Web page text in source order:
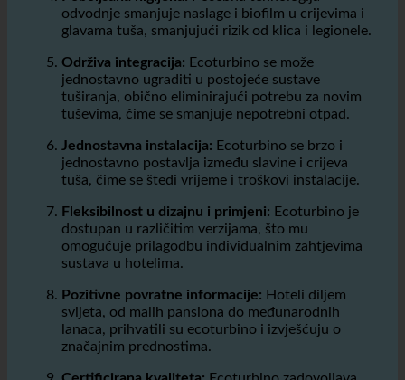
Jednostavna instalacija:Ecoturbino se brzo i
jednostavno postavlja između slavine i crijeva
tuša, čime se štedi vrijeme i troškovi instalacije.
Fleksibilnost u dizajnu i primjeni: Ecoturbino je
dostupan u različitim verzijama, što mu
omogućuje prilagodbu individualnim zahtjevima
sustava u hotelima.
Pozitivne povratne informacije:Hoteli diljem
svijeta, od malih pansiona do međunarodnih
lanaca, prihvatili su ecoturbino i izvješćuju o
značajnim prednostima.
Certificirana kvaliteta: Ecoturbino zadovoljava
najviše standarde i priznat je renomiranim
ekološkim certifikatima i certifikatima kvalitete.
Održivost s tradicijom:Proizvođač je već više od
20 godina predan inovativnim i ekološki
prihvatljivim rješenjima.